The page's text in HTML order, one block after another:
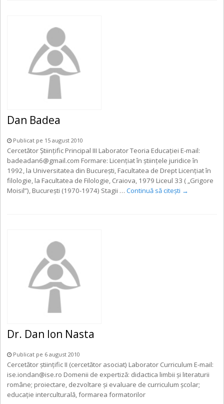
Dan Badea
Publicat pe 15 august 2010
Cercetător Științific Principal III Laborator Teoria Educației E-mail:
badeadan6@gmail.com Formare: Licenţiat în ştiinţele juridice în
1992, la Universitatea din Bucureşti, Facultatea de Drept Licențiat în
filologie, la Facultatea de Filologie, Craiova, 1979 Liceul 33 ( „Grigore
Moisil”), București (1970-1974) Stagii …Continuă să citești →
Dr. Dan Ion Nasta
Publicat pe 6 august 2010
Cercetător ştiinţific II (cercetător asociat) Laborator Curriculum E-mail:
ise.iondan@ise.ro Domenii de expertiză: didactica limbii și literaturii
române; proiectare, dezvoltare și evaluare de curriculum școlar;
educație interculturală, formarea formatorilor